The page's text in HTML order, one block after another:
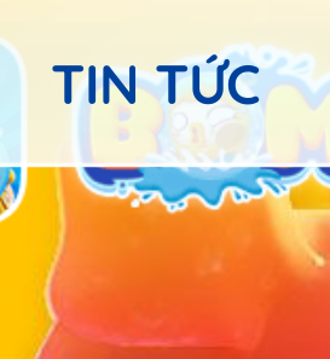
TIN TỨC